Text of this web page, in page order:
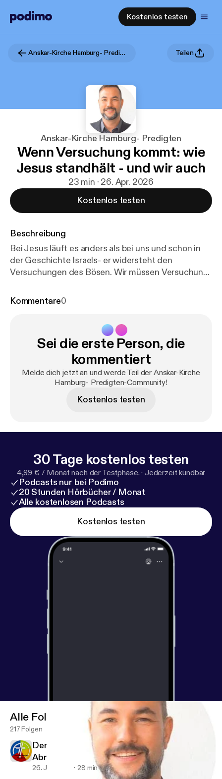
Kostenlos testen
Anskar-Kirche Hamburg- Predigten Teilen
Anskar-Kirche Hamburg- Predigten
Wenn Versuchung kommt: wie
Jesus standhält - und wir auch
23 min · 26. Apr. 2026
Kostenlos testen
Beschreibung
Bei Jesus läuft es anders als bei uns und schon in
der Geschichte Israels- er widersteht den
Versuchungen des Bösen. Wir müssen Versuchung
und lebt in uns. Das ist die Basis für unseren Sieg!
Kommentare0
Sei die erste Person, die
kommentiert
Melde dich jetzt an und werde Teil der Anskar-Kirche
Hamburg- Predigten-Community!
Kostenlos testen
30 Tage kostenlos testen
4,99 € / Monat nach der Testphase. · Jederzeit kündbar
Podcasts nur bei Podimo
20 Stunden Hörbücher / Monat
Alle kostenlosen Podcasts
Kostenlos testen
Alle Folgen
217 Folgen
Der Geist von Sodom - Predigtreihe
Abraham, Gen. 19,1-38
26. Juli 2026 28 min